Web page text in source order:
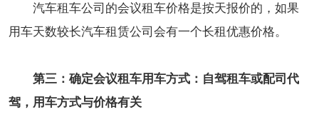
汽车租车公司的会议租车价格是按天报价的，如果
用车天数较长汽车租赁公司会有一个长租优惠价格。
第三：确定会议租车用车方式：自驾租车或配司代
驾，用车方式与价格有关